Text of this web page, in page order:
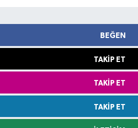
BEĞEN
TAKIP ET
TAKIP ET
TAKIP ET